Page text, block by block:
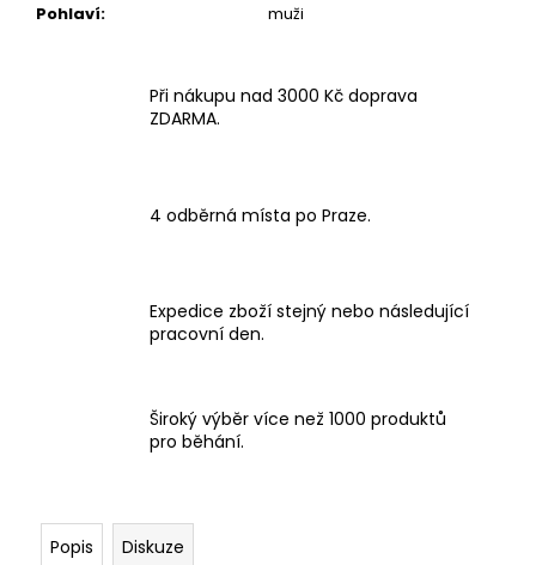
Pohlaví: muži
Při nákupu nad 3000 Kč doprava
ZDARMA.
4 odběrná místa po Praze.
Expedice zboží stejný nebo následující
pracovní den.
Široký výběr více než 1000 produktů
pro běhání.
Popis Diskuze